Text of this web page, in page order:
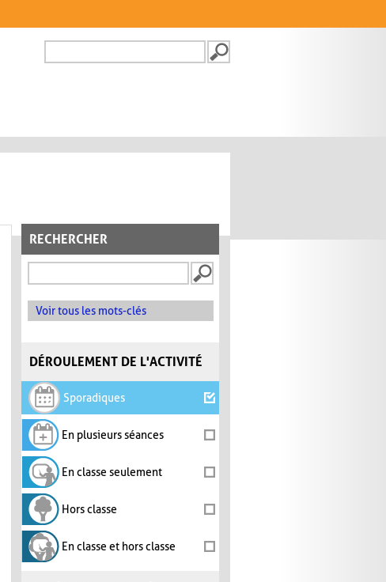
FORMULAIRE DE
RECHERCHER
Voir tous les mots-clés
DÉROULEMENT DE L'ACTIVITÉ
Sporadiques
En plusieurs séances
En classe seulement
Hors classe
En classe et hors classe